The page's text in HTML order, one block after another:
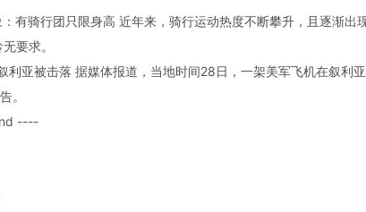
有骑行团只限身高 近年来，骑行运动热度不断攀升，且逐渐出
要求。
利亚被击落 据媒体报道，当地时间28日，一架美军飞机在叙利
。
----